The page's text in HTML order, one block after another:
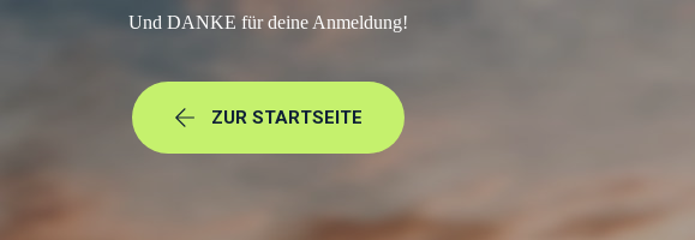
Und DANKE für deine Anmeldung!
ZUR STARTSEITE